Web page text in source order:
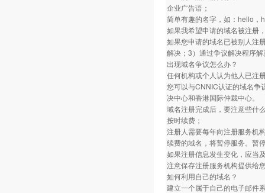
企业广告语；
简单有趣的名字，如：hello
如果我希望申请的域名被注册
如果您申请的域名已被别人注
解决；3）通过争议解决程序解
出现域名争议怎么办？
任何机构或个人认为他人已注
您可以与CNNIC认证的域名争
决中心和香港国际仲裁中心。
域名注册完成后，要注意些什
按时续费；
注册人需要每年向注册服务机
续费的域名，将暂停服务。暂
如果注册信息发生变化，应当
注意保存注册服务机构提供给
如何利用自己的域名？
建立一个属于自己的电子邮件